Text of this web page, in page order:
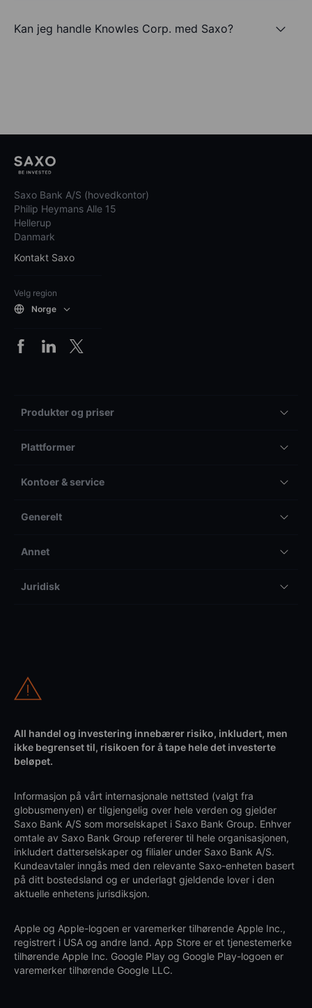
Kan jeg handle Knowles Corp. med Saxo?
Saxo Bank A/S (hovedkontor)
Philip Heymans Alle 15
Hellerup
Danmark
Kontakt Saxo
Velg region
Norge
Produkter og priser
Plattformer
Kontoer & service
Generelt
Annet
Juridisk
All handel og investering innebærer risiko, inkludert, men
ikke begrenset til, risikoen for å tape hele det investerte
beløpet.
Informasjon på vårt internasjonale nettsted (valgt fra
globusmenyen) er tilgjengelig over hele verden og gjelder
Saxo Bank A/S som morselskapet i Saxo Bank Group. Enhver
omtale av Saxo Bank Group refererer til hele organisasjonen,
inkludert datterselskaper og filialer under Saxo Bank A/S.
Kundeavtaler inngås med den relevante Saxo-enheten basert
på ditt bostedsland og er underlagt gjeldende lover i den
aktuelle enhetens jurisdiksjon.
Apple og Apple-logoen er varemerker tilhørende Apple Inc.,
registrert i USA og andre land. App Store er et tjenestemerke
tilhørende Apple Inc. Google Play og Google Play-logoen er
varemerker tilhørende Google LLC.